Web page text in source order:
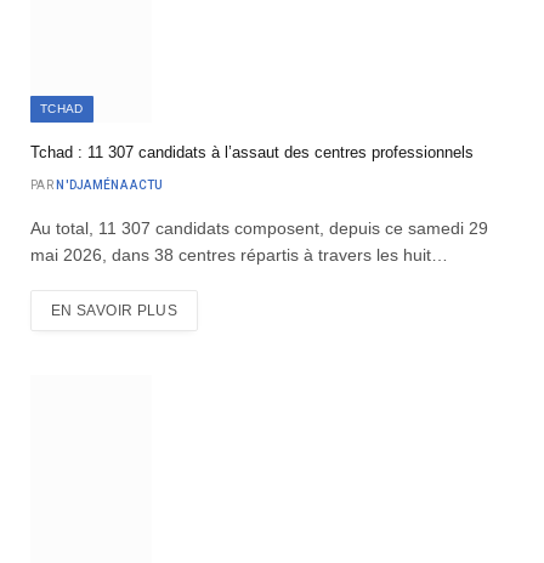
TCHAD
Tchad : 11 307 candidats à l’assaut des centres professionnels
PAR N'DJAMÉNA ACTU
Au total, 11 307 candidats composent, depuis ce samedi 29
mai 2026, dans 38 centres répartis à travers les huit…
EN SAVOIR PLUS